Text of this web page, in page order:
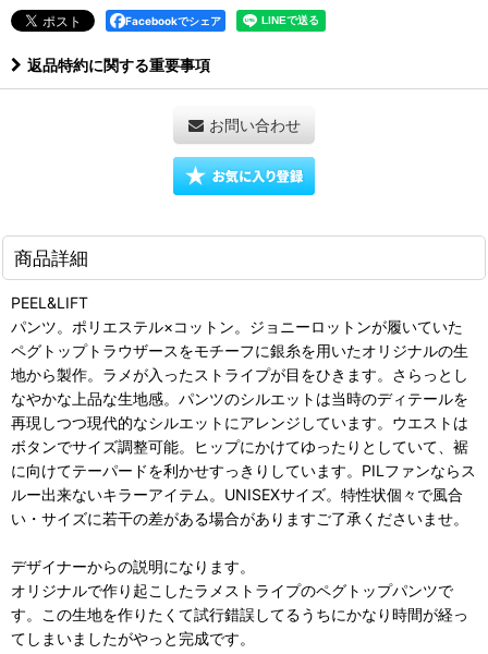
Facebookでシェア
返品特約に関する重要事項
お問い合わせ
商品詳細
PEEL&LIFT
パンツ。ポリエステル×コットン。ジョニーロットンが履いていた
ペグトップトラウザースをモチーフに銀糸を用いたオリジナルの生
地から製作。ラメが入ったストライプが目をひきます。さらっとし
なやかな上品な生地感。パンツのシルエットは当時のディテールを
再現しつつ現代的なシルエットにアレンジしています。ウエストは
ボタンでサイズ調整可能。ヒップにかけてゆったりとしていて、裾
に向けてテーパードを利かせすっきりしています。PILファンならス
ルー出来ないキラーアイテム。UNISEXサイズ。特性状個々で風合
い・サイズに若干の差がある場合がありますご了承くださいませ。
デザイナーからの説明になります。
オリジナルで作り起こしたラメストライプのペグトップパンツで
す。この生地を作りたくて試行錯誤してるうちにかなり時間が経っ
てしまいましたがやっと完成です。